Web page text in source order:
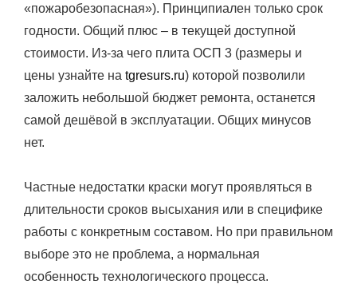
«пожаробезопасная»). Принципиален только срок
годности. Общий плюс – в текущей доступной
стоимости. Из-за чего плита ОСП 3 (размеры и
цены узнайте на tgresurs.ru) которой позволили
заложить небольшой бюджет ремонта, останется
самой дешёвой в эксплуатации. Общих минусов
нет.
Частные недостатки краски могут проявляться в
длительности сроков высыхания или в специфике
работы с конкретным составом. Но при правильном
выборе это не проблема, а нормальная
особенность технологического процесса.